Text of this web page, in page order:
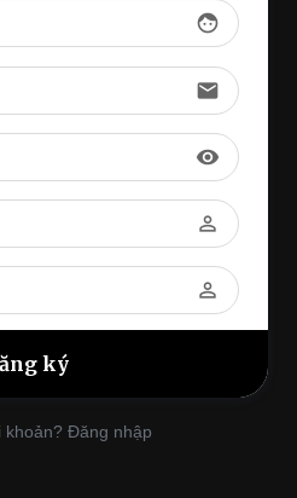
face
email
visibility
perm_identity
perm_identity
khoản? Đăng nhập